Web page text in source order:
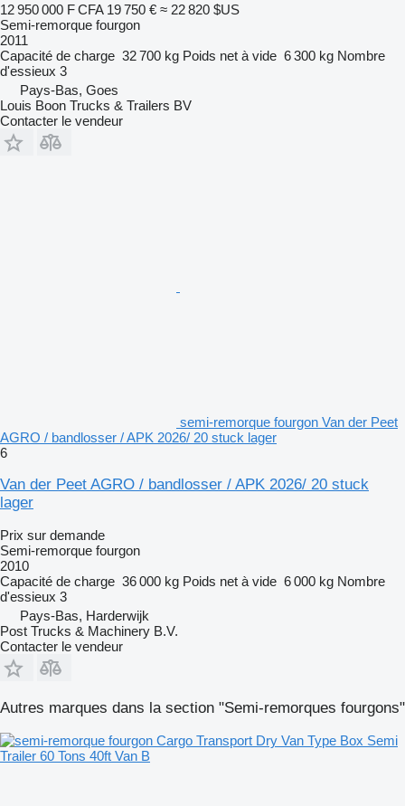
12 950 000 F CFA 19 750 € ≈ 22 820 $US
Semi-remorque fourgon
2011
Capacité de charge 32 700 kg Poids net à vide 6 300 kg Nombre
d'essieux 3
Pays-Bas, Goes
Louis Boon Trucks & Trailers BV
Contacter le vendeur
semi-remorque fourgon Van der Peet
AGRO / bandlosser / APK 2026/ 20 stuck lager
6
Van der Peet AGRO / bandlosser / APK 2026/ 20 stuck
lager
Prix sur demande
Semi-remorque fourgon
2010
Capacité de charge 36 000 kg Poids net à vide 6 000 kg Nombre
d'essieux 3
Pays-Bas, Harderwijk
Post Trucks & Machinery B.V.
Contacter le vendeur
Autres marques dans la section "Semi-remorques fourgons"